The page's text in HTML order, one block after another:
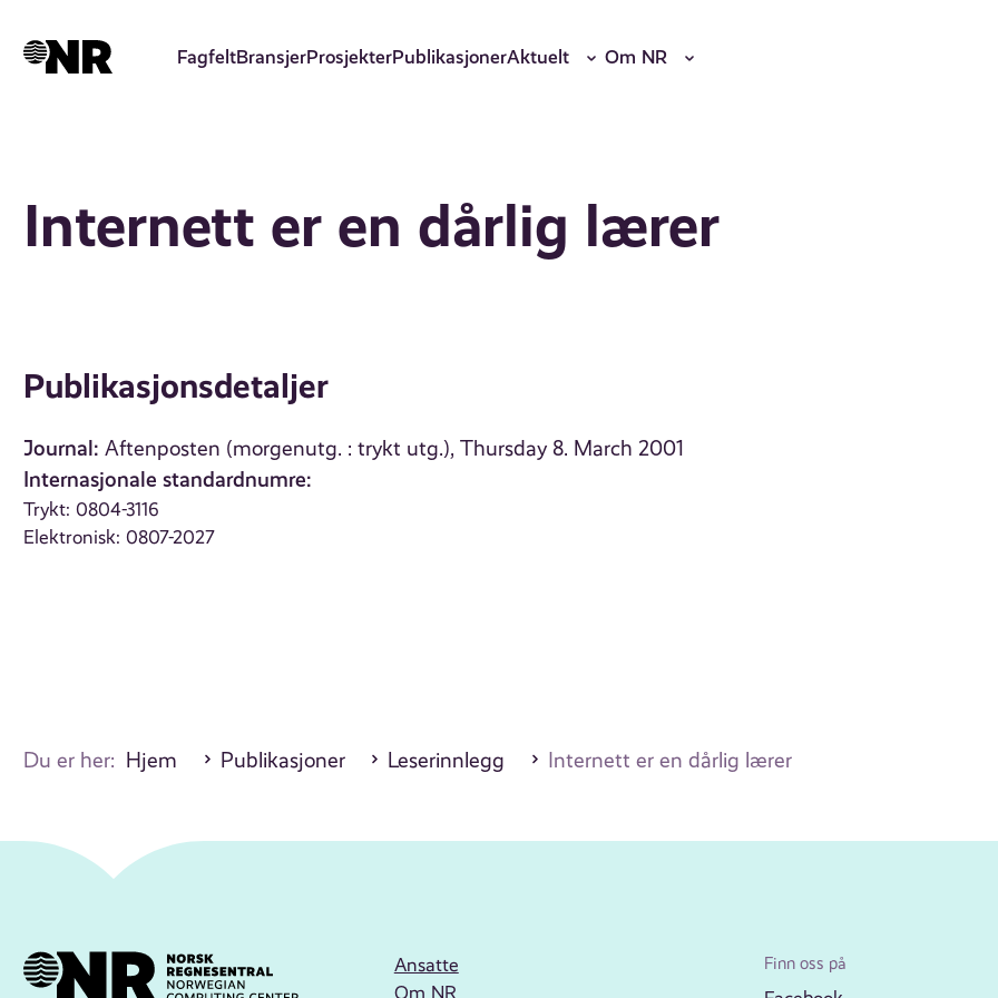
hovedinnhold
FagfeltBransjerProsjekterPublikasjonerAktuelt Om NR
Internett er en dårlig lærer
Publikasjonsdetaljer
Journal: Aftenposten (morgenutg. : trykt utg.), Thursday 8. March 2001
Internasjonale standardnumre:
Trykt: 0804-3116
Elektronisk: 0807-2027
Du er her: Hjem Publikasjoner Leserinnlegg Internett er en dårlig lærer
Ansatte
Om NR
Finn oss på